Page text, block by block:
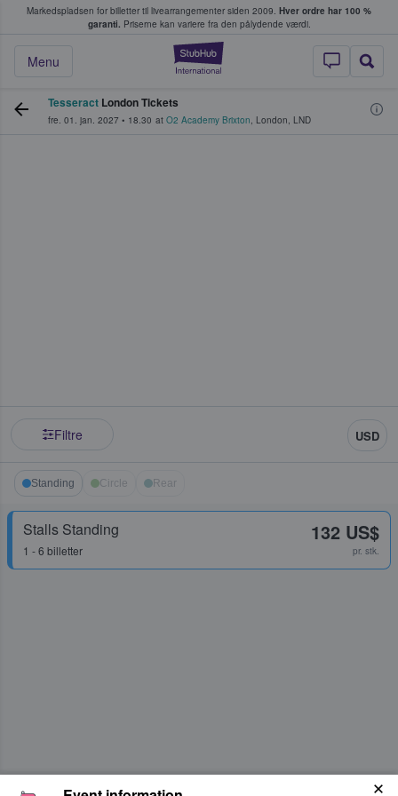
Markedspladsen for billetter til livearrangementer siden 2009. Hver ordre har 100 %
garanti. Priserne kan variere fra den pålydende værdi.
StubHub - Hvor
Menu
køber og sælger billetter
Tesseract London Tickets
fre. 01. jan. 2027 • 18.30 at O2 Academy Brixton, London, LND
Filtre USD
Standing Circle Rear
Stalls Standing
1 - 6 billetter
132 US$
pr. stk.